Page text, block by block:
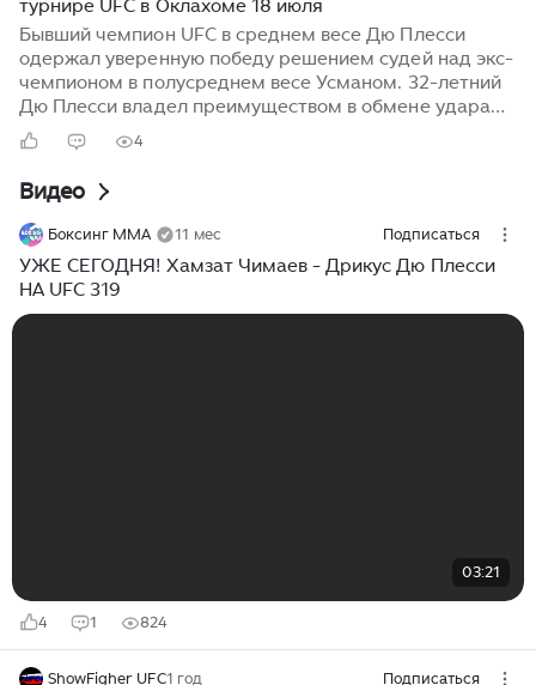
турнире UFC в Оклахоме 18 июля
Бывший чемпион UFC в среднем весе Дю Плесси
одержал уверенную победу решением судей над экс-
чемпионом в полусреднем весе Усманом. 32-летний
Дю Плесси владел преимуществом в обмене ударами
и победил единогласным решением со счётом 50–45
4
Видео
Боксинг ММА 11 мес Подписаться
УЖЕ СЕГОДНЯ! Хамзат Чимаев - Дрикус Дю Плесси
НА UFC 319
03:21
4 1 824
ShowFigher UFC1 год Подписаться